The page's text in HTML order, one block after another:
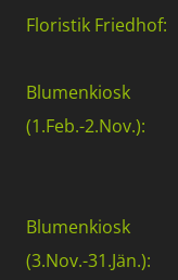
Floristik Friedhof:
Blumenkiosk
(1.Feb.-2.Nov.):
Blumenkiosk
(3.Nov.-31.Jän.):